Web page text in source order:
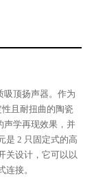
吸顶扬声器。作为
且耐扭曲的陶瓷
声学再现效果，并
是 2 只固定式的高
关设计，它可以以
接。